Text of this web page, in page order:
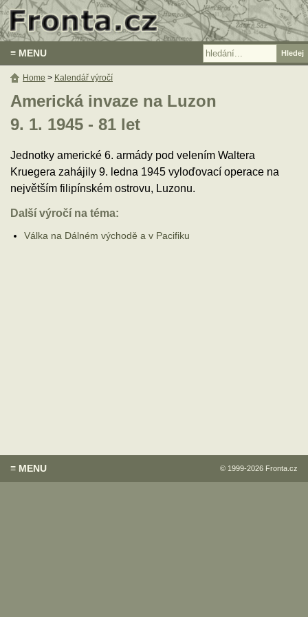
≡ MENU
Americká invaze na Luzon
9. 1. 1945 - 81 let
Jednotky americké 6. armády pod velením Waltera
Kruegera zahájily 9. ledna 1945 vyloďovací operace na
největším filipínském ostrovu, Luzonu.
Další výročí na téma:
Válka na Dálném východě a v Pacifiku
Home > Kalendář výročí
© 1999-2026 Fronta.cz
≡ MENU